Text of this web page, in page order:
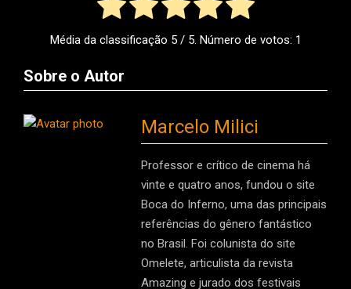
Média da classificação 5/ 5. Número de votos: 1
Sobre o Autor
Marcelo Milici
Professor e crítico de cinema há
vinte e quatro anos, fundou o site
Boca do Inferno, uma das principais
referências do gênero fantástico
no Brasil. Foi colunista do site
Omelete, articulista da revista
Amazing e jurado dos festivais